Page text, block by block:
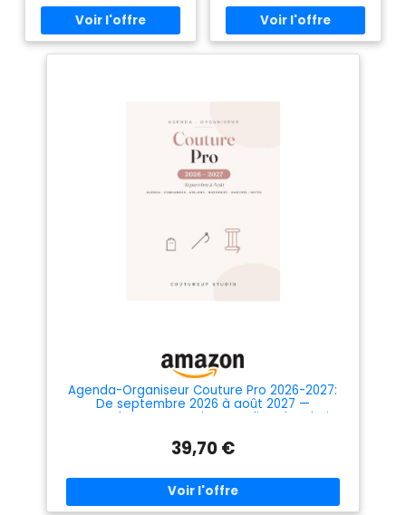
son ... ou
professionnelles |
Cadeau original
Agenda-Organiseur Couture Pro 2026-2027:
De septembre 2026 à août 2027 —
commandes, mensurations, ateliers, broderies,
39,70 €